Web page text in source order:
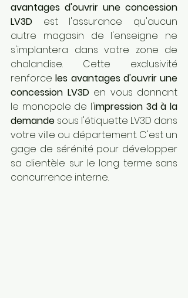
avantages d'ouvrir une concession
LV3D est l'assurance qu'aucun
autre magasin de l'enseigne ne
s'implantera dans votre zone de
chalandise. Cette exclusivité
renforce les avantages d'ouvrir une
concession LV3D en vous donnant
le monopole de l'impression 3d à la
demande sous l'étiquette LV3D dans
votre ville ou département. C'est un
gage de sérénité pour développer
sa clientèle sur le long terme sans
concurrence interne.